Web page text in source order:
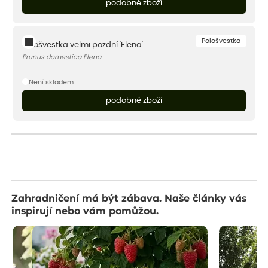
podobné zboží
Pološvestka
Pološvestka velmi pozdní 'Elena'
Prunus domestica Elena
Není skladem
podobné zboží
Zahradničení má být zábava. Naše články vás
inspirují nebo vám pomůžou.